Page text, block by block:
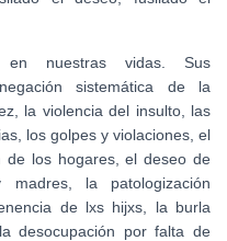
en nuestras vidas. Sus
sistemática de la
la violencia del insulto, las
los golpes y violaciones, el
de los hogares, el deseo de
la patologización
de lxs hijxs, la burla
desocupación por falta de